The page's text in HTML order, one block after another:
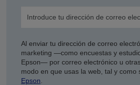
Al enviar tu dirección de correo
marketing —como encuestas y
Epson— por correo electrónico u
modo en que usas la web, tal y como
Epson